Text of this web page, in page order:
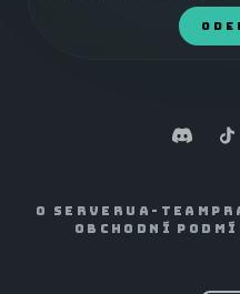
O SERVERU A-TEAM
OBCHODNÍ